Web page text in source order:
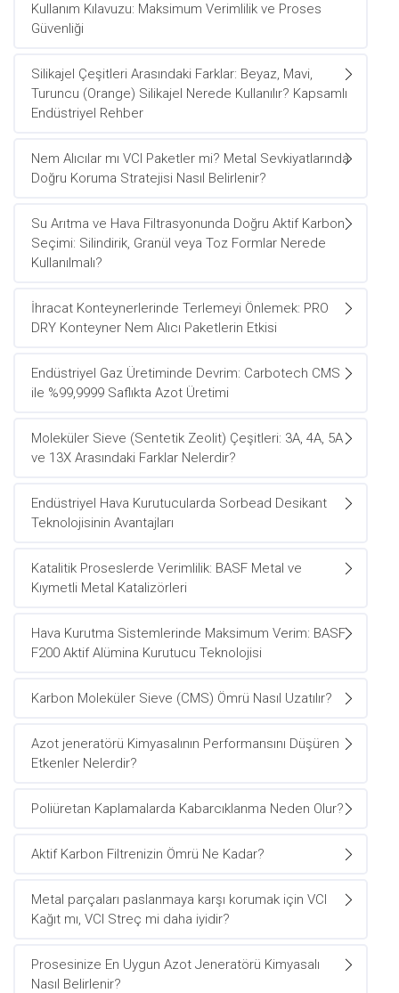
Kullanım Kılavuzu: Maksimum Verimlilik ve Proses
Güvenliği
Silikajel Çeşitleri Arasındaki Farklar: Beyaz, Mavi,
Turuncu (Orange) Silikajel Nerede Kullanılır? Kapsamlı
Endüstriyel Rehber
Nem Alıcılar mı VCI Paketler mi? Metal Sevkiyatlarında
Doğru Koruma Stratejisi Nasıl Belirlenir?
Su Arıtma ve Hava Filtrasyonunda Doğru Aktif Karbon
Seçimi: Silindirik, Granül veya Toz Formlar Nerede
Kullanılmalı?
İhracat Konteynerlerinde Terlemeyi Önlemek: PRO
DRY Konteyner Nem Alıcı Paketlerin Etkisi
Endüstriyel Gaz Üretiminde Devrim: Carbotech CMS
ile %99,9999 Saflıkta Azot Üretimi
Moleküler Sieve (Sentetik Zeolit) Çeşitleri: 3A, 4A, 5A
ve 13X Arasındaki Farklar Nelerdir?
Endüstriyel Hava Kurutucularda Sorbead Desikant
Teknolojisinin Avantajları
Katalitik Proseslerde Verimlilik: BASF Metal ve
Kıymetli Metal Katalizörleri
Hava Kurutma Sistemlerinde Maksimum Verim: BASF
F200 Aktif Alümina Kurutucu Teknolojisi
Karbon Moleküler Sieve (CMS) Ömrü Nasıl Uzatılır?
Azot jeneratörü Kimyasalının Performansını Düşüren
Etkenler Nelerdir?
Poliüretan Kaplamalarda Kabarcıklanma Neden Olur?
Aktif Karbon Filtrenizin Ömrü Ne Kadar?
Metal parçaları paslanmaya karşı korumak için VCI
Kağıt mı, VCI Streç mi daha iyidir?
Prosesinize En Uygun Azot Jeneratörü Kimyasalı
Nasıl Belirlenir?